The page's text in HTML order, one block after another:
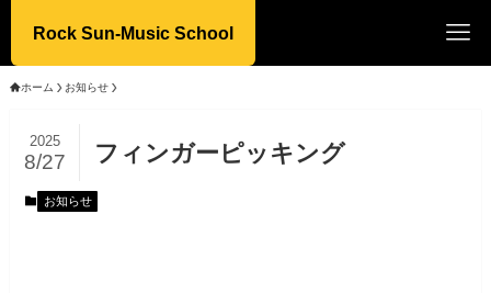
Rock Sun-Music School
ホーム お知らせ
フィンガーピッキング
2025
8/27
お知らせ